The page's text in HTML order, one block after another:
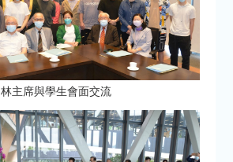
林主席與學生會面交流